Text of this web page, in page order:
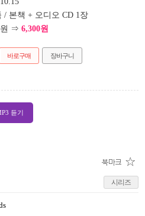
/ 본책 + 오디오 CD 1장
원 ⇒ 6,300원
바로구매 장바구니
듣기
시리즈